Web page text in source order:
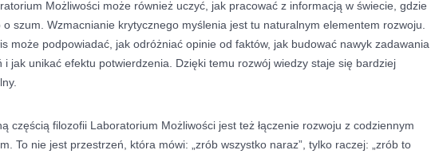
Możliwości może również uczyć, jak pracować z informacją w świecie, gdzie
o szum. Wzmacnianie krytycznego myślenia jest tu naturalnym elementem rozwoju.
może podpowiadać, jak odróżniać opinie od faktów, jak budować nawyk zadawania
i jak unikać efektu potwierdzenia. Dzięki temu rozwój wiedzy staje się bardziej
częścią filozofii Laboratorium Możliwości jest też łączenie rozwoju z codziennym
To nie jest przestrzeń, która mówi: „zrób wszystko naraz”, tylko raczej: „zrób to